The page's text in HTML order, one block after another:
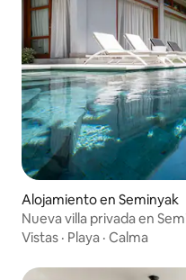
Alojamiento en Seminyak
Nueva villa privada en
Vistas · Playa · Calma